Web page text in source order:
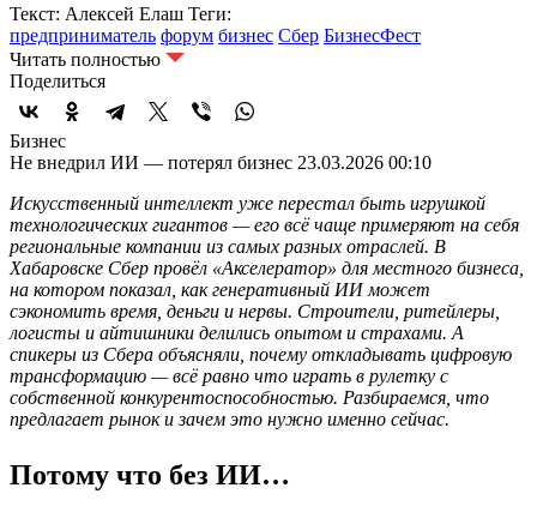
Текст: Алексей Елаш Теги:
предприниматель форум бизнес Сбер БизнесФест
Читать полностью
Поделиться
Бизнес
Не внедрил ИИ — потерял бизнес 23.03.2026 00:10
Искусственный интеллект уже перестал быть игрушкой
технологических гигантов — его всё чаще примеряют на себя
региональные компании из самых разных отраслей. В
Хабаровске Сбер провёл «Акселератор» для местного бизнеса,
на котором показал, как генеративный ИИ может
сэкономить время, деньги и нервы. Строители, ритейлеры,
логисты и айтишники делились опытом и страхами. А
спикеры из Сбера объясняли, почему откладывать цифровую
трансформацию — всё равно что играть в рулетку с
собственной конкурентоспособностью. Разбираемся, что
предлагает рынок и зачем это нужно именно сейчас.
Потому что без ИИ…